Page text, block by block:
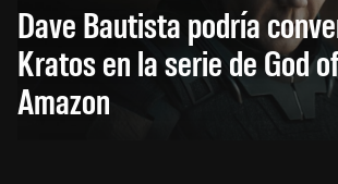
Dave Bautista podría
Kratos en la serie de God
Amazon